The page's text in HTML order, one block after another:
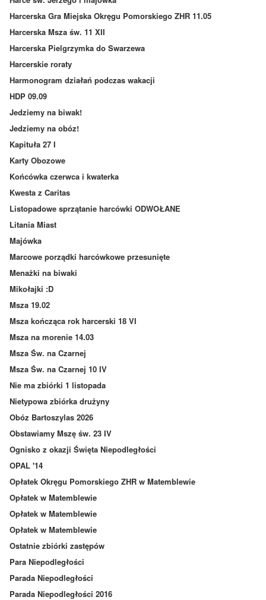
Harcerska Gra Miejska Okręgu Pomorskiego ZHR 11.05
Harcerska Msza św. 11 XII
Harcerska Pielgrzymka do Swarzewa
Harcerskie roraty
Harmonogram działań podczas wakacji
HDP 09.09
Jedziemy na biwak!
Jedziemy na obóz!
Kapituła 27 I
Karty Obozowe
Końcówka czerwca i kwaterka
Kwesta z Caritas
Listopadowe sprzątanie harcówki ODWOŁANE
Litania Miast
Majówka
Marcowe porządki harcówkowe przesunięte
Menażki na biwaki
Mikołajki :D
Msza 19.02
Msza kończąca rok harcerski 18 VI
Msza na morenie 14.03
Msza Św. na Czarnej
Msza Św. na Czarnej 10 IV
Nie ma zbiórki 1 listopada
Nietypowa zbiórka drużyny
Obóz Bartoszylas 2026
Obstawiamy Mszę św. 23 IV
Ognisko z okazji Święta Niepodległości
OPAL '14
Opłatek Okręgu Pomorskiego ZHR w Matemblewie
Opłatek w Matemblewie
Opłatek w Matemblewie
Opłatek w Matemblewie
Ostatnie zbiórki zastępów
Para Niepodległości
Parada Niepodległości
Parada Niepodległości 2016